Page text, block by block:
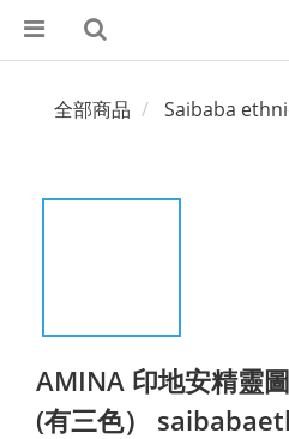
全部商品 Saibaba
AMINA 印地安精靈
(有三色）